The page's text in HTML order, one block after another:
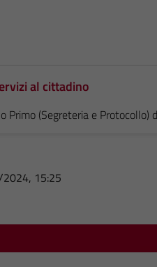
al cittadino
Primo (Segreteria e Protocollo)
15:25